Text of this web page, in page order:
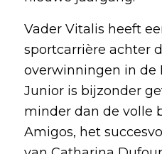
Vader Vitalis heeft
sportcarrière achter
overwinningen in de
Junior is bijzonder
minder dan de volle
Amigos, het